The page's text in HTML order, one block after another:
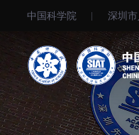
中国科学院 深圳